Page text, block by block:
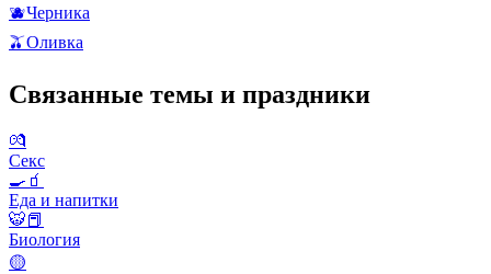
🫐Черника
🫒Оливка
Связанные темы и праздники
💏
Секс
🍳🧃
Еда и напитки
🐯📕
Биология
🟡